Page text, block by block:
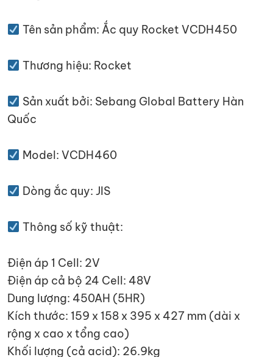
Tên sản phẩm: Ắc quy Rocket VCDH450
Thương hiệu: Rocket
Sản xuất bởi: Sebang Global Battery Hàn
Quốc
Model: VCDH460
Dòng ắc quy: JIS
Thông số kỹ thuật:
Điện áp 1 Cell: 2V
Điện áp cả bộ 24 Cell: 48V
Dung lượng: 450AH (5HR)
Kích thước: 159 x 158 x 395 x 427 mm (dài x
rộng x cao x tổng cao)
Khối lượng (cả acid): 26.9kg